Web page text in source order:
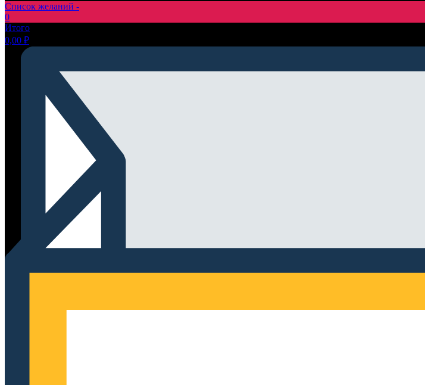
Список желаний -
0
Итого
0,00 ₽